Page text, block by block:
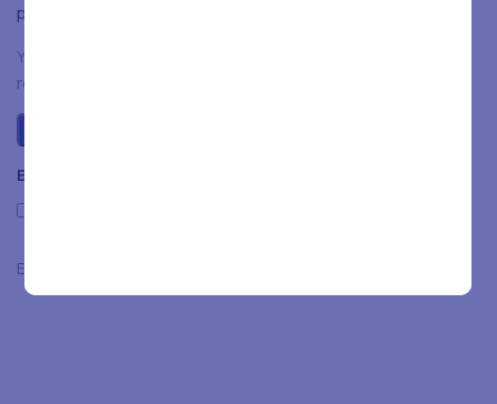
Beoordelingen
Er zijn nog geen beoordelingen.
plaats.
You have to be logged in to be able to add photos to your
review.